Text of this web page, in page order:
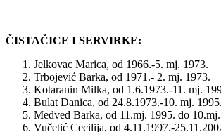
ČISTAČICE I SERVIRKE:
Jelkovac Marica, od 1966.-5. mj. 1973.
Trbojević Barka, od 1971.- 2. mj. 1973.
Kotaranin Milka, od 1.6.1973.-11. mj.
Bulat Danica, od 24.8.1973.-10. mj. 1995.
Medved Barka, od 11.mj. 1995. do
Vučetić Cecilija, od 4.11.1997.-